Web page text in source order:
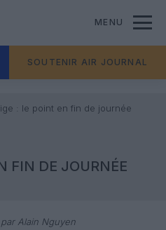
MENU
SOUTENIR AIR JOURNAL
: le point en fin de journée
FIN DE JOURNÉE
par Alain Nguyen